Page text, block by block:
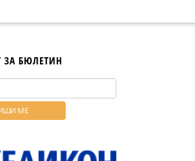
ЗА БЮЛЕТИН